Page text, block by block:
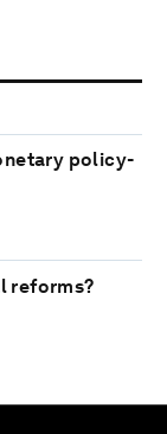
policy-
reforms?